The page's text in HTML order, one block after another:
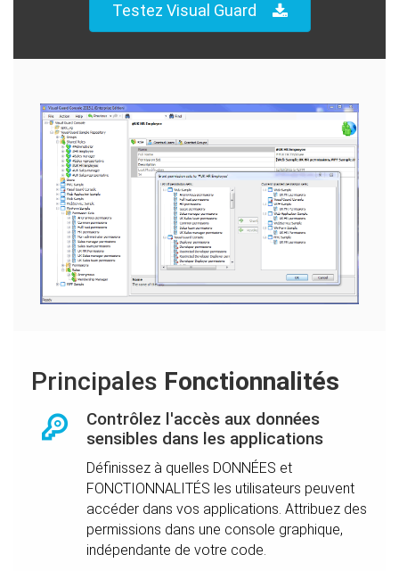
Testez Visual Guard
Principales Fonctionnalités
Contrôlez l'accès aux données
sensibles dans les applications
Définissez à quelles DONNÉES et
FONCTIONNALITÉS les utilisateurs peuvent
accéder dans vos applications. Attribuez des
permissions dans une console graphique,
indépendante de votre code.